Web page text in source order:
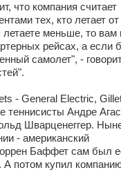
что компания считает
тех, кто летает
меньше, то вам
рейсах, а если
самолет", -
- General Electric,
теннисисты Андре
Шварценеггер.
- американский
Баффет сам был
А потом купил